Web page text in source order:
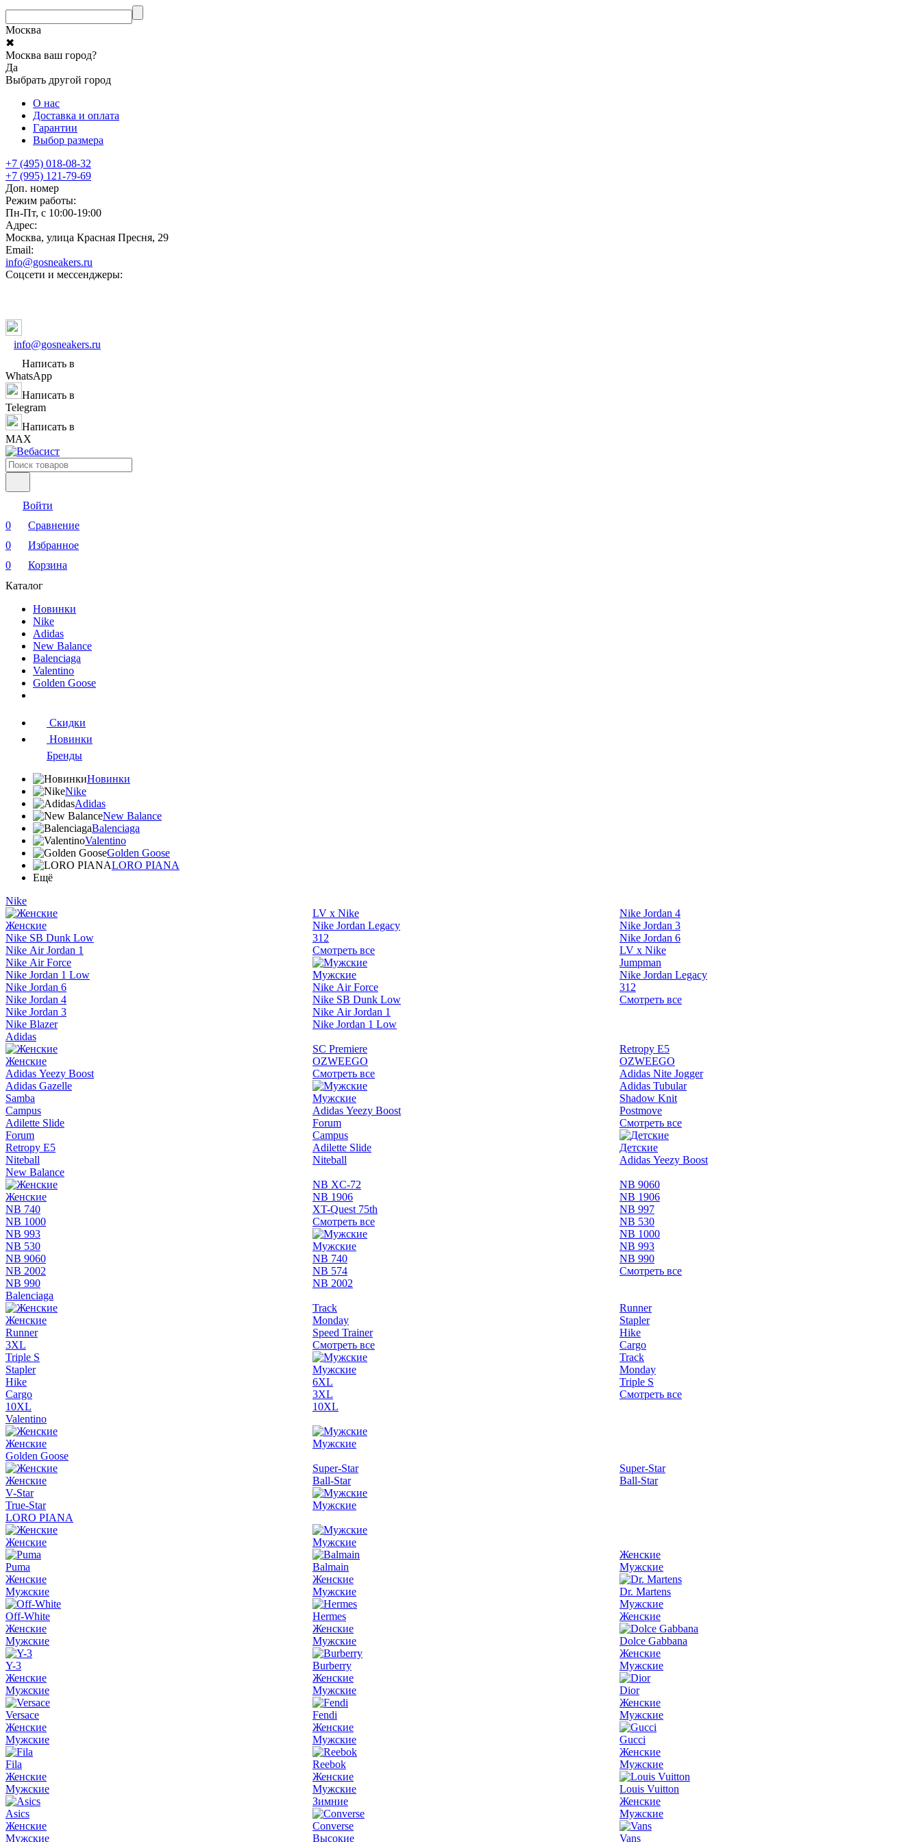
Москва
✖
Москва ваш город?
Да
Выбрать другой город
О нас
Доставка и оплата
Гарантии
Выбор размера
+7 (495) 018-08-32
+7 (995) 121-79-69
Доп. номер
Режим работы:
Пн-Пт, с 10:00-19:00
Адрес:
Москва, улица Красная Пресня, 29
Email:
info@gosneakers.ru
Соцсети и мессенджеры:
info@gosneakers.ru
Написать в
WhatsApp
Написать в
Telegram
Написать в
MAX
Войти
0
Сравнение
0
Избранное
0
Корзина
Каталог
Новинки
Nike
Adidas
New Balance
Balenciaga
Valentino
Golden Goose
Скидки
Новинки
Бренды
Новинки
Nike
Adidas
New Balance
Balenciaga
Valentino
Golden Goose
LORO PIANA
Ещё
Nike
Женские
Nike SB Dunk Low
Nike Air Jordan 1
Nike Air Force
Nike Jordan 1 Low
Nike Jordan 6
Nike Jordan 4
Nike Jordan 3
Nike Blazer
LV x Nike
Nike Jordan Legacy
312
Смотреть все
Мужские
Nike Air Force
Nike SB Dunk Low
Nike Air Jordan 1
Nike Jordan 1 Low
Nike Jordan 4
Nike Jordan 3
Nike Jordan 6
LV x Nike
Jumpman
Nike Jordan Legacy
312
Смотреть все
Adidas
Женские
Adidas Yeezy Boost
Adidas Gazelle
Samba
Campus
Adilette Slide
Forum
Retropy E5
Niteball
SC Premiere
OZWEEGO
Смотреть все
Мужские
Adidas Yeezy Boost
Forum
Campus
Adilette Slide
Niteball
Retropy E5
OZWEEGO
Adidas Nite Jogger
Adidas Tubular
Shadow Knit
Postmove
Смотреть все
Детские
Adidas Yeezy Boost
New Balance
Женские
NB 740
NB 1000
NB 993
NB 530
NB 9060
NB 2002
NB 990
NB XC-72
NB 1906
XT-Quest 75th
Смотреть все
Мужские
NB 740
NB 574
NB 2002
NB 9060
NB 1906
NB 997
NB 530
NB 1000
NB 993
NB 990
Смотреть все
Balenciaga
Женские
Runner
3XL
Triple S
Stapler
Hike
Cargo
10XL
Track
Monday
Speed Trainer
Смотреть все
Мужские
6XL
3XL
10XL
Runner
Stapler
Hike
Cargo
Track
Monday
Triple S
Смотреть все
Valentino
Женские
Мужские
Golden Goose
Женские
V-Star
True-Star
Super-Star
Ball-Star
Мужские
Super-Star
Ball-Star
LORO PIANA
Женские Мужские
Puma
Женские
Мужские
Off-White
Женские
Мужские
Y-3
Женские
Мужские
Versace
Женские
Мужские
Fila
Женские
Мужские
Asics
Женские
Мужские
Balmain
Женские
Мужские
Hermes
Женские
Мужские
Burberry
Женские
Мужские
Fendi
Женские
Мужские
Reebok
Женские
Мужские
Зимние
Converse
Высокие
Женские
Мужские
Dr. Martens
Мужские
Женские
Dolce Gabbana
Женские
Мужские
Dior
Женские
Мужские
Gucci
Женские
Мужские
Louis Vuitton
Женские
Мужские
Vans